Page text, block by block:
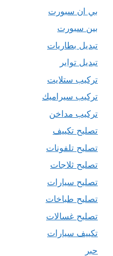
بي ان سبورت
بين سبورت
تبديل بطاريات
تبديل تواير
تركيب ستلايت
تركيب سيراميك
تركيب مداخن
تصليح تكييف
تصليح تلفونات
تصليح ثلاجات
تصليح سيارات
تصليح طباخات
تصليح غسالات
تكييف سيارات
حبر